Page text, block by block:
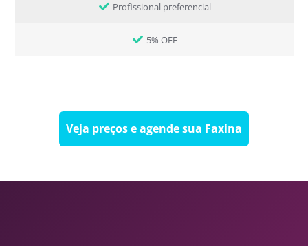
Profissional preferencial
5% OFF
Veja preços e agende sua Faxina